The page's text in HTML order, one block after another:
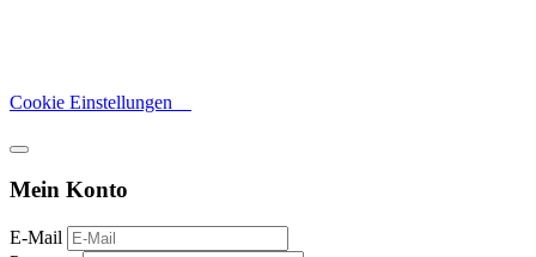
Cookie Einstellungen
Mein Konto
E-Mail